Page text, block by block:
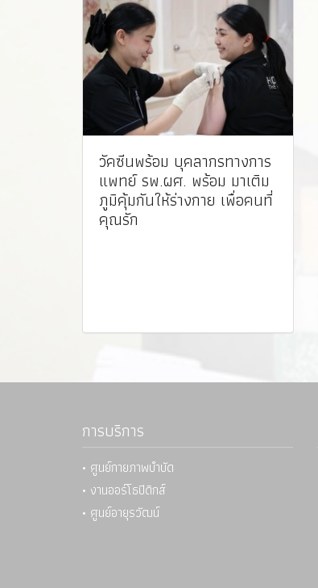
วัคซีนพร้อม บุคลากรทางการ
แพทย์ รพ.ผศ. พร้อม มาเติม
ภูมิคุ้มกันให้ร่างกาย เพื่อคนที่
คุณรัก
การบริการ
• ศูนย์กายภาพบำบัด
• งานออร์โธปิดิกส์
• ศูนย์อายุรวัฒน์